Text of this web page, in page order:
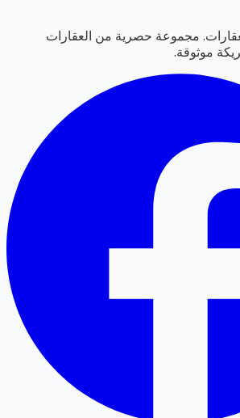
مجموعة حصرية من العقارات
موثوقة.